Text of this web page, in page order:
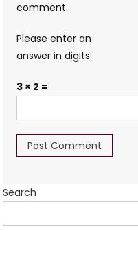
comment.
Please enter an
answer in digits:
3 × 2 =
Search